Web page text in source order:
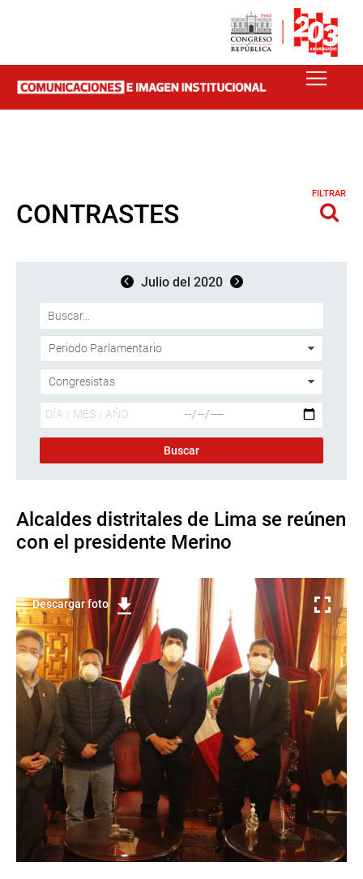
CONTRASTES
FILTRAR
Julio del 2020
Alcaldes distritales de Lima se reúnen
con el presidente Merino
Descargar foto